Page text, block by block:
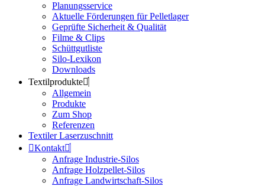
Planungsservice
Aktuelle Förderungen für Pelletlager
Geprüfte Sicherheit & Qualität
Filme & Clips
Schüttgutliste
Silo-Lexikon
Downloads
Textilprodukte
Allgemein
Produkte
Zum Shop
Referenzen
Textiler Laserzuschnitt
Kontakt
Anfrage Industrie-Silos
Anfrage Holzpellet-Silos
Anfrage Landwirtschaft-Silos